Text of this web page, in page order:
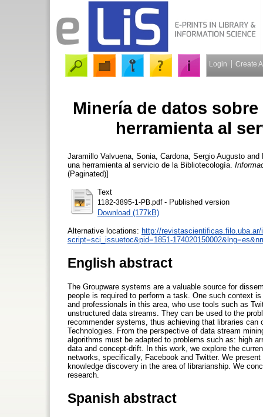
Login Create
Minería de datos
herramienta al
Jaramillo Valvuena, Sonia Cardona, Sergio Augusto and
una herramienta al servicio de la Bibliotecología.
(Paginated)]
Text
1182-3895-1-PB.pdf- Published version
Download (177kB)
Alternative locations: http://
script=sci_issuetoc&pid=1851-
English abstract
The Groupware systems are a valuable source for
people is required to perform a task. One such context
and professionals in this area, who use tools such as
unstructured data streams. They can be used to the
recommender systems, thus achieving that libraries
Technologies. From the perspective of data stream
algorithms must be adapted to problems such as: high
data and concept-drift. In this work, we explore the
networks, specifically, Facebook and Twitter. We
knowledge discovery in the area of librarianship. We
research.
Spanish abstract